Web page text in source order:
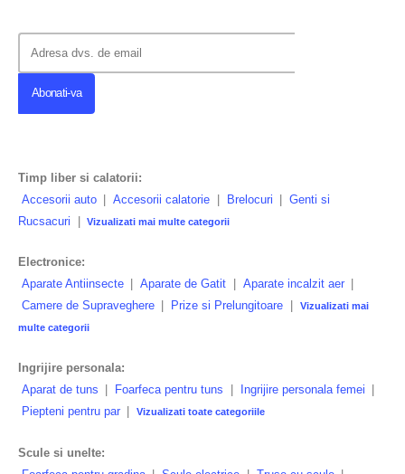
Timp liber si calatorii:
Accesorii auto
Accesorii calatorie Brelocuri
Genti si
Rucsacuri
Vizualizati mai multe categorii
Electronice:
Aparate Antiinsecte
Aparate de Gatit Aparate incalzit aer
Camere de Supraveghere
Prize si Prelungitoare
Vizualizati mai
multe categorii
Ingrijire personala:
Aparat de tuns
Foarfeca pentru tuns Ingrijire personala femei
Piepteni pentru par
Vizualizati toate categoriile
Scule si unelte: